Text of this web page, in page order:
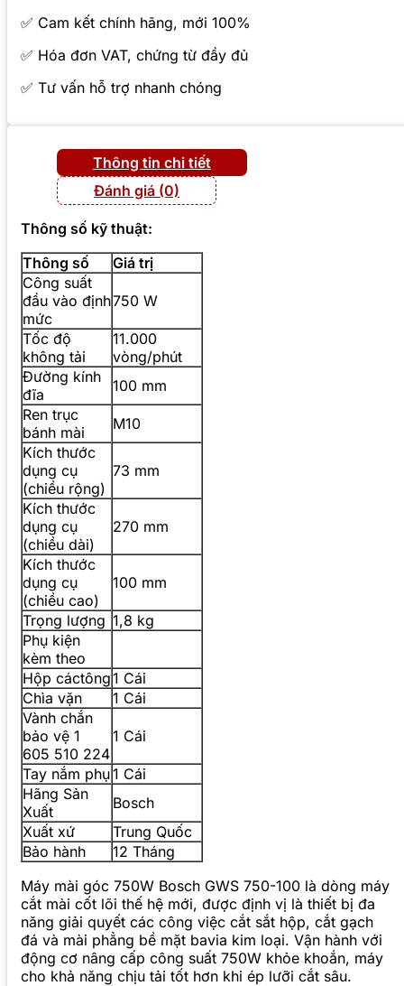
✅ Cam kết chính hãng, mới 100%
✅ Hóa đơn VAT, chứng từ đầy đủ
✅ Tư vấn hỗ trợ nhanh chóng
Thông tin chi tiết
Đánh giá (0)
Thông số kỹ thuật:
Thông số
Giá trị
Công suất
đầu vào định
mức
750 W
Tốc độ
không tải
11.000
vòng/phút
Đường kính
đĩa
100 mm
Ren trục
bánh mài
M10
Kích thước
dụng cụ
(chiều rộng)
73 mm
Kích thước
dụng cụ
(chiều dài)
270 mm
Kích thước
dụng cụ
(chiều cao)
100 mm
Trọng lượng 1,8 kg
Phụ kiện
kèm theo
Hộp cáctông1 Cái
Chìa vặn
1 Cái
Vành chắn
bảo vệ 1
605 510 224
1 Cái
Tay nắm phụ1 Cái
Hãng Sản
Xuất
Bosch
Xuất xứ
Trung Quốc
Bảo hành
12 Tháng
Máy mài góc 750W Bosch GWS 750-100 là dòng máy
cắt mài cốt lõi thế hệ mới, được định vị là thiết bị đa
năng giải quyết các công việc cắt sắt hộp, cắt gạch
đá và mài phẳng bề mặt bavia kim loại. Vận hành với
động cơ nâng cấp công suất 750W khỏe khoắn, máy
cho khả năng chịu tải tốt hơn khi ép lưỡi cắt sâu.